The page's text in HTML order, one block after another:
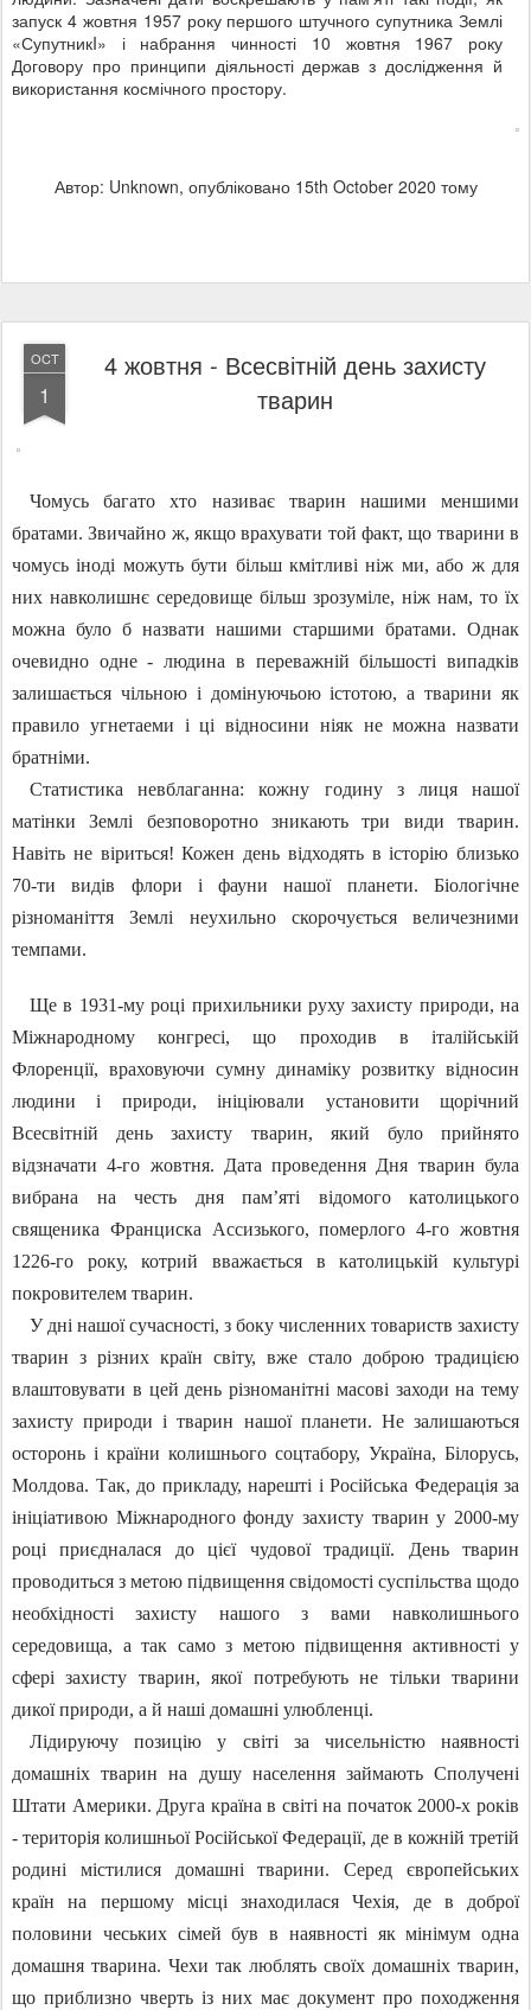
запуск 4 жовтня 1957 року першого штучного супутника Землі
«СупутникI» і набрання чинності 10 жовтня 1967 року
Договору про принципи діяльності держав з дослідження й
використання космічного простору.
Автор: Unknown, опубліковано 15th October 2020 тому
OCT
1
4 жовтня - Всесвітній день захисту
тварин
Чомусь багато хто називає тварин нашими меншими
братами. Звичайно ж, якщо врахувати той факт, що тварини в
чомусь іноді можуть бути більш кмітливі ніж ми, або ж для
них навколишнє середовище більш зрозуміле, ніж нам, то їх
можна було б назвати нашими старшими братами. Однак
очевидно одне - людина в переважній більшості випадків
залишається чільною і домінуючьою істотою, а тварини як
правило угнетаеми і ці відносини ніяк не можна назвати
братніми.
Статистика невблаганна: кожну годину з лиця нашої
матінки Землі безповоротно зникають три види тварин.
Навіть не віриться! Кожен день відходять в історію близько
70-ти видів флори і фауни нашої планети. Біологічне
різноманіття Землі неухильно скорочується величезними
темпами.
Ще в 1931-му році прихильники руху захисту природи, на
Міжнародному конгресі, що проходив в італійській
Флоренції, враховуючи сумну динаміку розвитку відносин
людини і природи, ініціювали установити щорічний
Всесвітній день захисту тварин, який було прийнято
відзначати 4-го жовтня. Дата проведення Дня тварин була
вибрана на честь дня пам’яті відомого католицького
священика Франциска Ассизького, померлого 4-го жовтня
1226-го року, котрий вважається в католицькій культурі
покровителем тварин.
У дні нашої сучасності, з боку численних товариств захисту
тварин з різних країн світу, вже стало доброю традицією
влаштовувати в цей день різноманітні масові заходи на тему
захисту природи і тварин нашої планети. Не залишаються
осторонь і країни колишнього соцтабору, Україна, Білорусь,
Молдова. Так, до прикладу, нарешті і Російська Федерація за
ініціативою Міжнародного фонду захисту тварин у 2000-му
році приєдналася до цієї чудової традиції. День тварин
проводиться з метою підвищення свідомості суспільства щодо
необхідності захисту нашого з вами навколишнього
середовища, а так само з метою підвищення активності у
сфері захисту тварин, якої потребують не тільки тварини
дикої природи, а й наші домашні улюбленці.
Лідируючу позицію у світі за чисельністю наявності
домашніх тварин на душу населення займають Сполучені
Штати Америки. Друга країна в світі на початок 2000-х років
- територія колишньої Російської Федерації, де в кожній третій
родині містилися домашні тварини. Серед європейських
країн на першому місці знаходилася Чехія, де в доброї
половини чеських сімей був в наявності як мінімум одна
домашня тварина. Чехи так люблять своїх домашніх тварин,
що приблизно чверть із них має документ про походження